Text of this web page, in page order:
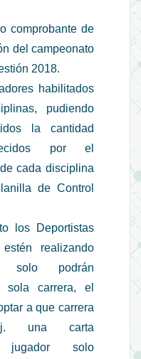
comprobante de
del campeonato
2018.
habilitados
pudiendo
la cantidad
por el
cada disciplina
de Control
los Deportistas
realizando
solo podrán
sola carrera, el
a que carrera
una carta
jugador solo